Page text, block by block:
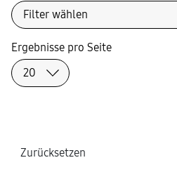
Zurücksetzen
Ergebnisse pro Seite